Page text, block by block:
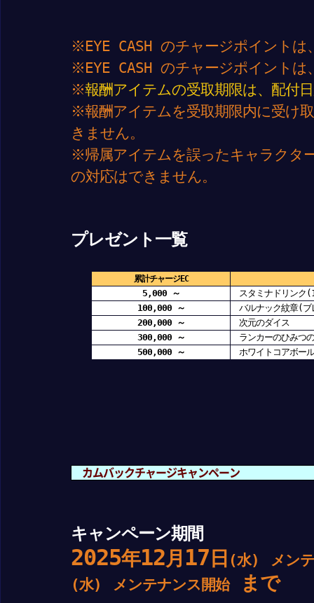
※EYE CASH のチャージポイントは
※EYE CASH のチャージポイントは
※報酬アイテムの受取期限は、配付
※報酬アイテムを受取期限内に受け
きません。
※帰属アイテムを誤ったキャラクタ
の対応はできません。
プレゼント一覧
累計チャージEC
5,000 ～
スタミナドリンク
100,000 ～
バルナック紋章(ブ
200,000 ～
次元のダイス
300,000 ～
ランカーのひみつ
500,000 ～
ホワイトコアボール
カムバックチャージキャンペーン
キャンペーン期間
2025年12月 17 日 (水)
メン
(水)
メンテナンス開始まで